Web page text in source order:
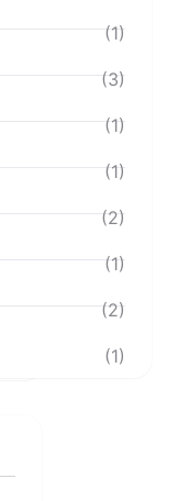
(1)
(3)
(1)
(1)
(2)
(1)
(2)
(1)